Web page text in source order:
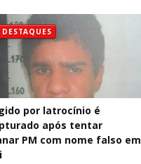
DESTAQUES
por latrocínio é
após tentar
PM com nome falso em